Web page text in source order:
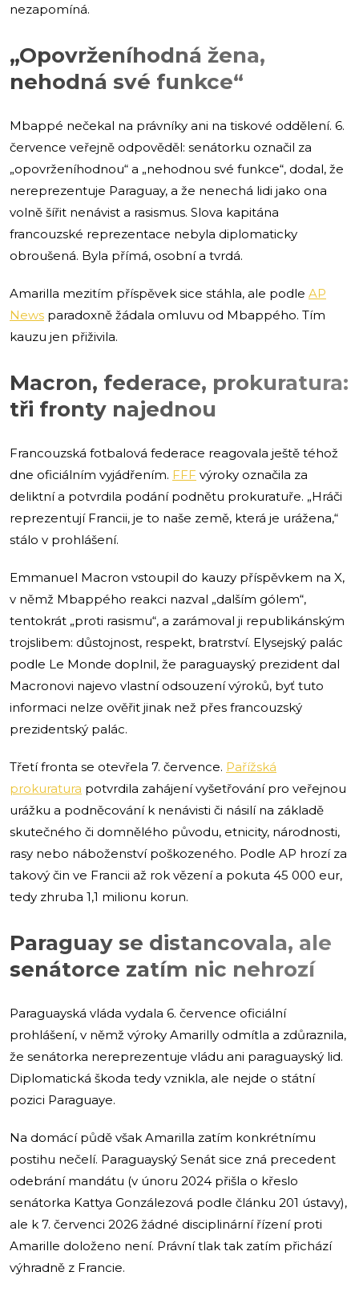
nezapomíná.
„Opovrženíhodná žena,
nehodná své funkce“
Mbappé nečekal na právníky ani na tiskové oddělení. 6.
července veřejně odpověděl: senátorku označil za
„opovrženíhodnou“ a „nehodnou své funkce“, dodal, že
nereprezentuje Paraguay, a že nenechá lidi jako ona
volně šířit nenávist a rasismus. Slova kapitána
francouzské reprezentace nebyla diplomaticky
obroušená. Byla přímá, osobní a tvrdá.
Amarilla mezitím příspěvek sice stáhla, ale podle AP
News paradoxně žádala omluvu od Mbappého. Tím
kauzu jen přiživila.
Macron, federace, prokuratura:
tři fronty najednou
Francouzská fotbalová federace reagovala ještě téhož
dne oficiálním vyjádřením. FFF výroky označila za
deliktní a potvrdila podání podnětu prokuratuře. „Hráči
reprezentují Francii, je to naše země, která je urážena,“
stálo v prohlášení.
Emmanuel Macron vstoupil do kauzy příspěvkem na X,
v němž Mbappého reakci nazval „dalším gólem“,
tentokrát „proti rasismu“, a zarámoval ji republikánským
trojslibem: důstojnost, respekt, bratrství. Elysejský palác
podle Le Monde doplnil, že paraguayský prezident dal
Macronovi najevo vlastní odsouzení výroků, byť tuto
informaci nelze ověřit jinak než přes francouzský
prezidentský palác.
Třetí fronta se otevřela 7. července. Pařížská
prokuratura potvrdila zahájení vyšetřování pro veřejnou
urážku a podněcování k nenávisti či násilí na základě
skutečného či domnělého původu, etnicity, národnosti,
rasy nebo náboženství poškozeného. Podle AP hrozí za
takový čin ve Francii až rok vězení a pokuta 45 000 eur,
tedy zhruba 1,1 milionu korun.
Paraguay se distancovala, ale
senátorce zatím nic nehrozí
Paraguayská vláda vydala 6. července oficiální
prohlášení, v němž výroky Amarilly odmítla a zdůraznila,
že senátorka nereprezentuje vládu ani paraguayský lid.
Diplomatická škoda tedy vznikla, ale nejde o státní
pozici Paraguaye.
Na domácí půdě však Amarilla zatím konkrétnímu
postihu nečelí. Paraguayský Senát sice zná precedent
odebrání mandátu (v únoru 2024 přišla o křeslo
senátorka Kattya Gonzálezová podle článku 201 ústavy),
ale k 7. červenci 2026 žádné disciplinární řízení proti
Amarille doloženo není. Právní tlak tak zatím přichází
výhradně z Francie.